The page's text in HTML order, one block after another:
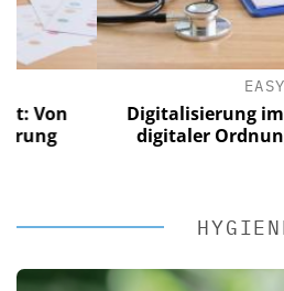
EASY
Digitalisierung im
digitaler Ordnung